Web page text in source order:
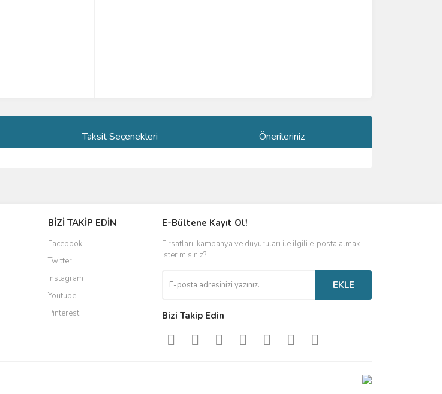
Taksit Seçenekleri Önerileriniz
BİZİ TAKİP EDİN
Facebook
Twitter
Instagram
Youtube
Pinterest
E-Bültene Kayıt Ol!
Fırsatları, kampanya ve duyuruları ile ilgili e-posta almak
ister misiniz?
EKLE
Bizi Takip Edin